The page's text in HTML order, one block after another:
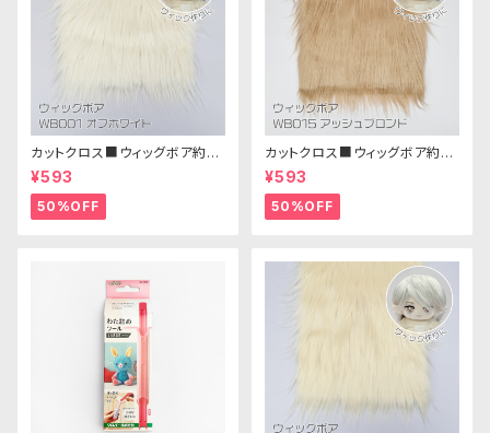
カットクロス■ウィッグボア約8c
m(オフホワイト)WB001 ボア生
地 25cm × 45cm
¥593
50%OFF
カットクロス■ウィッグボア約8c
m(アッシュブロンド)WB015 ボ
ア生地 25cm × 45cm
¥593
50%OFF